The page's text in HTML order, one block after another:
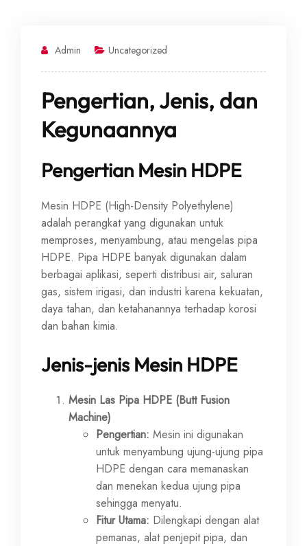
Admin Uncategorized
Pengertian, Jenis, dan
Kegunaannya
Pengertian Mesin HDPE
Mesin HDPE (High-Density Polyethylene)
adalah perangkat yang digunakan untuk
memproses, menyambung, atau mengelas pipa
HDPE. Pipa HDPE banyak digunakan dalam
berbagai aplikasi, seperti distribusi air, saluran
gas, sistem irigasi, dan industri karena kekuatan,
daya tahan, dan ketahanannya terhadap korosi
dan bahan kimia.
Jenis-jenis Mesin HDPE
Mesin Las Pipa HDPE (Butt Fusion
Machine)
Pengertian: Mesin ini digunakan
untuk menyambung ujung-ujung pipa
HDPE dengan cara memanaskan
dan menekan kedua ujung pipa
sehingga menyatu.
Fitur Utama: Dilengkapi dengan alat
pemanas, alat penjepit pipa, dan